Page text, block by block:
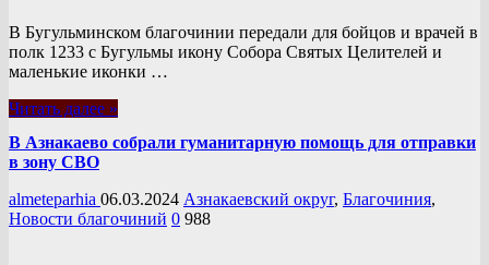
В Бугульминском благочинии передали для бойцов и врачей в
полк 1233 с Бугульмы икону Собора Святых Целителей и
маленькие иконки …
Читать далее »
В Азнакаево собрали гуманитарную помощь для отправки
в зону СВО
almeteparhia 06.03.2024 Азнакаевский округ, Благочиния,
Новости благочиний 0 988